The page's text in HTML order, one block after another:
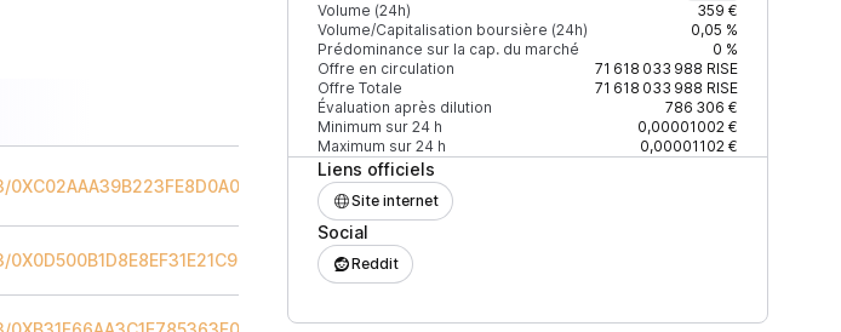
Volume (24h)
359 €
Volume/Capitalisation boursière (24h)
0,05 %
Prédominance sur la cap. du marché
0 %
Offre en circulation
71 618 033 988 RISE
Offre Totale
71 618 033 988 RISE
Évaluation après dilution
786 306 €
Minimum sur 24 h
0,00001002 €
Maximum sur 24 h
0,00001102 €
Liens officiels
Site internet
Social
Reddit
+2% depth
/0XC02AAA39B223FE8D0A0E5C4F27EAD9083C756CC2
/0X0D500B1D8E8EF31E21C99D1DB9A6444D3ADF1270